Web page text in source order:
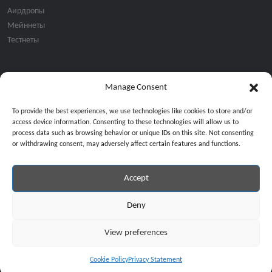
Manage Consent
To provide the best experiences, we use technologies like cookies to store and/or
access device information. Consenting to these technologies will allow us to
process data such as browsing behavior or unique IDs on this site. Not consenting
or withdrawing consent, may adversely affect certain features and functions.
Accept
Deny
View preferences
Cookie PolicyPrivacy Statement
Аирдропы
Мейннеты
Тестнеты
Подписка на email рассылку:
Продолжая, вы соглашаетесь с нашей политикой
Copyright © 2024 All Rights Reserved by